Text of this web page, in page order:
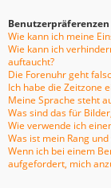
Wie kann ich meine
Wie kann ich
auftaucht?
Die Forenuhr geht
Ich habe die Zeitzone
Meine Sprache steht
Was sind das für
Wie verwende ich
Was ist mein Rang
Wenn ich bei einem
aufgefordert, mich